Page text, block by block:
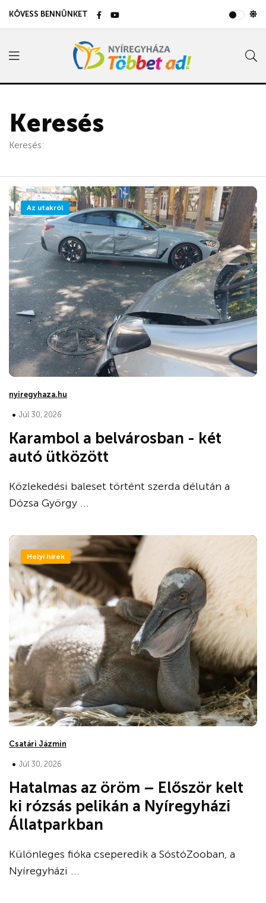
KÖVESS BENNÜNKET
Keresés
Keresés:
Az utakról
nyiregyhaza.hu
• Júl 30, 2026
Karambol a belvárosban - két
autó ütközött
Közlekedési baleset történt szerda délután a
Dózsa György ...
Helyi hírek
Csatári Jázmin
• Júl 30, 2026
Hatalmas az öröm – Először kelt
ki rózsás pelikán a Nyíregyházi
Állatparkban
Különleges fióka cseperedik a SóstóZooban, a
Nyíregyházi ...